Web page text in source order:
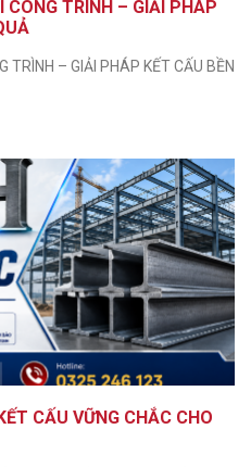
CÔNG TRÌNH – GIẢI PHÁP
TRÌNH – GIẢI PHÁP KẾT CẤU BỀN
CẤU VỮNG CHẮC CHO